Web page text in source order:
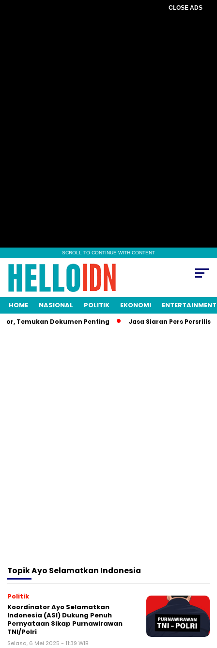
CLOSE ADS
SCROLL TO CONTINUE WITH CONTENT
HOME NASIONAL POLITIK EKONOMI ENTERTAINMENT
Temukan Dokumen Penting Jasa Siaran Pers
TopikAyo Selamatkan Indonesia
Politik
Koordinator Ayo Selamatkan
Indonesia (ASI) Dukung Penuh
Pernyataan Sikap Purnawirawan
TNI/Polri
Selasa, 6 Mei 2025 - 11:39 WIB